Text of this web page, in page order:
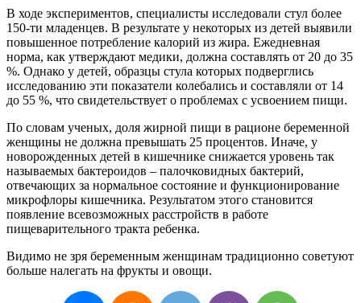
В ходе экспериментов, специалисты исследовали стул более
150-ти младенцев. В результате у некоторых из детей выявили
повышенное потребление калорий из жира. Ежедневная
норма, как утверждают медики, должна составлять от 20 до 35
%. Однако у детей, образцы стула которых подверглись
исследованию эти показатели колебались и составляли от 14
до 55 %, что свидетельствует о проблемах с усвоением пищи.
По словам ученых, доля жирной пищи в рационе беременной
женщины не должна превышать 25 процентов. Иначе, у
новорожденных детей в кишечнике снижается уровень так
называемых бактероидов – палочковидных бактерий,
отвечающих за нормальное состояние и функционирование
микрофлоры кишечника. Результатом этого становится
появление всевозможных расстройств в работе
пищеварительного тракта ребенка.
Видимо не зря беременным женщинам традиционно советуют
больше налегать на фрукты и овощи.